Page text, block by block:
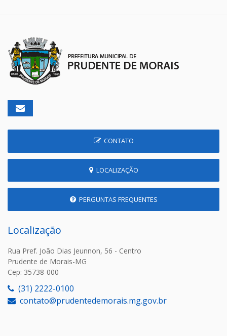
CONTATO
LOCALIZAÇÃO
PERGUNTAS FREQUENTES
Localização
Rua Pref. João Dias Jeunnon, 56 - Centro
Prudente de Morais-MG
Cep: 35738-000
(31) 2222-0100
contato@prudentedemorais.mg.gov.br